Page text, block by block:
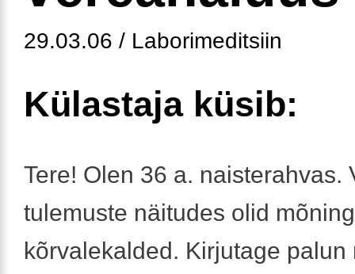
29.03.06 / Laborimeditsiin
Külastaja küsib:
Tere! Olen 36 a. naisterahvas.
tulemuste näitudes olid
kõrvalekalded. Kirjutage palun